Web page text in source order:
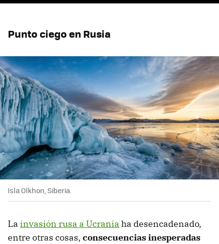
Punto ciego en Rusia
Isla Olkhon, Siberia.
La invasión rusa a Ucrania ha desencadenado,
entre otras cosas, consecuencias inesperadas